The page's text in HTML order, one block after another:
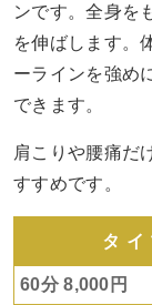
ンです。全身を
を伸ばします。
ーラインを強め
できます。
肩こりや腰痛だ
すすめです。
タ
60分 8,000円